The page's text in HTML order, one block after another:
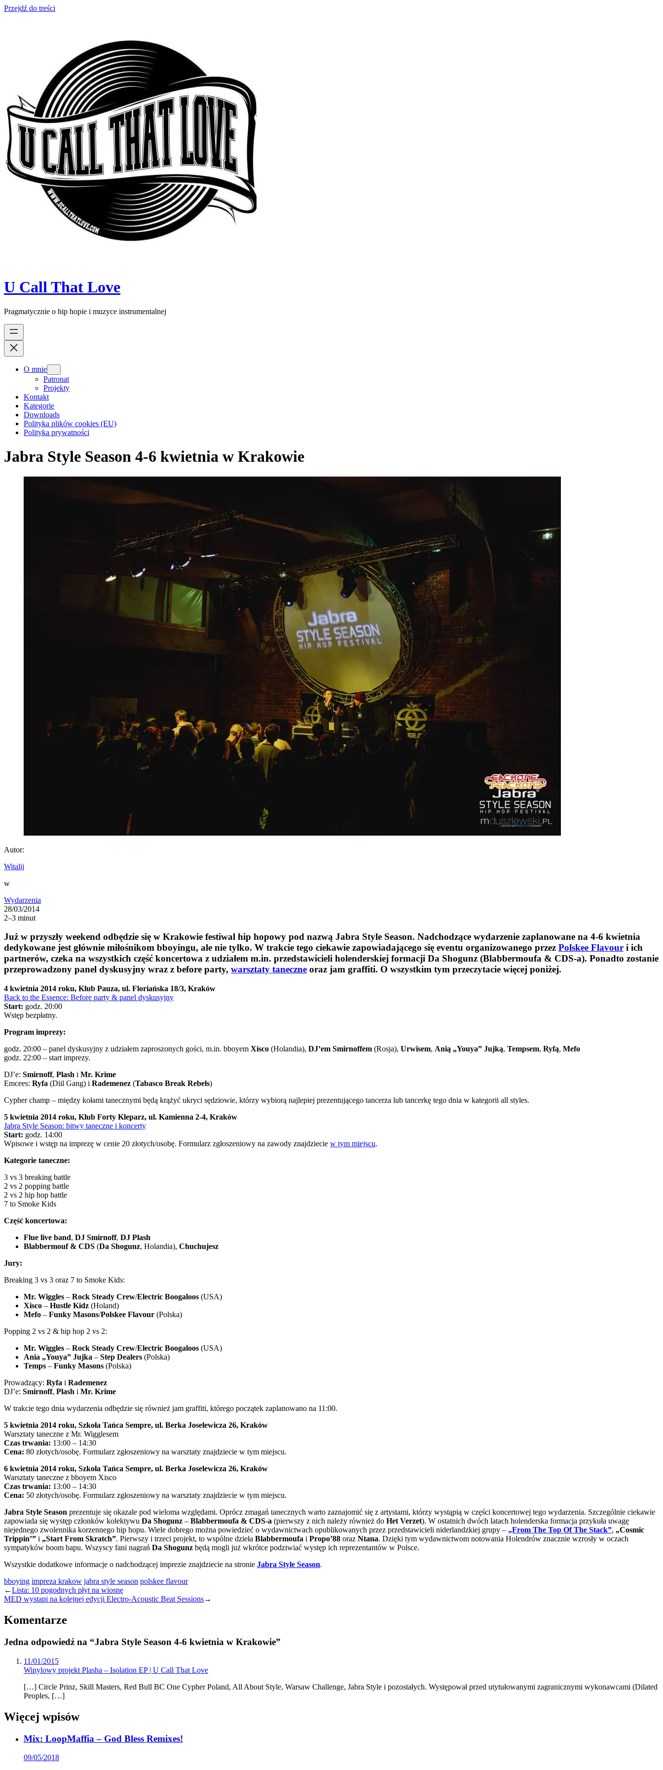
Przejdź do treści
U Call That Love
Pragmatycznie o hip hopie i muzyce instrumentalnej
O mnie
Patronat
Projekty
Kontakt
Kategorie
Downloads
Polityka plików cookies (EU)
Polityka prywatności
Jabra Style Season 4-6 kwietnia w Krakowie
Autor:
Witalij
w
Wydarzenia
28/03/2014
2–3 minut
Już w przyszły weekend odbędzie się w Krakowie festiwal hip hopowy pod nazwą Jabra Style Season. Nadchodzące wydarzenie zaplanowane na 4-6 kwietnia
dedykowane jest głównie miłośnikom bboyingu, ale nie tylko. W trakcie tego ciekawie zapowiadającego się eventu organizowanego przez Polskee Flavour i ich
partnerów, czeka na wszystkich część koncertowa z udziałem m.in. przedstawicieli holenderskiej formacji Da Shogunz (Blabbermoufa & CDS-a). Ponadto zostanie
przeprowadzony panel dyskusyjny wraz z before party, warsztaty taneczne oraz jam graffiti. O wszystkim tym przeczytacie więcej poniżej.
4 kwietnia 2014 roku, Klub Pauza, ul. Floriańska 18/3, Kraków
Back to the Essence: Before party & panel dyskusyjny
Start: godz. 20:00
Wstęp bezpłatny.
Program imprezy:
godz. 20:00 – panel dyskusyjny z udziałem zaproszonych gości, m.in. bboyem Xisco (Holandia), DJ’em Smirnoffem (Rosja), Urwisem, Anią „Youya” Jujką, Tempsem, Ryfą, Mefo
godz. 22:00 – start imprezy.
DJ’e: Smirnoff, Plash i Mr. Krime
Emcees: Ryfa (Diil Gang) i Rademenez (Tabasco Break Rebels)
Cypher champ – między kołami tanecznymi będą krążyć ukryci sędziowie, którzy wybiorą najlepiej prezentującego tancerza lub tancerkę tego dnia w kategorii all styles.
5 kwietnia 2014 roku, Klub Forty Kleparz, ul. Kamienna 2-4, Kraków
Jabra Style Season: bitwy taneczne i koncerty
Start: godz. 14:00
Wpisowe i wstęp na imprezę w cenie 20 złotych/osobę. Formularz zgłoszeniowy na zawody znajdziecie w tym miejscu.
Kategorie taneczne:
3 vs 3 breaking battle
2 vs 2 popping battle
2 vs 2 hip hop battle
7 to Smoke Kids
Część koncertowa:
Flue live band, DJ Smirnoff, DJ Plash
Blabbermouf & CDS (Da Shogunz, Holandia), Chuchujesz
Jury:
Breaking 3 vs 3 oraz 7 to Smoke Kids:
Mr. Wiggles – Rock Steady Crew/Electric Boogaloos (USA)
Xisco – Hustle Kidz (Holand)
Mefo – Funky Masons/Polskee Flavour (Polska)
Popping 2 vs 2 & hip hop 2 vs 2:
Mr. Wiggles – Rock Steady Crew/Electric Boogaloos (USA)
Ania „Youya” Jujka – Step Dealers (Polska)
Temps – Funky Masons (Polska)
Prowadzący: Ryfa i Rademenez
DJ’e: Smirnoff, Plash i Mr. Krime
W trakcie tego dnia wydarzenia odbędzie się również jam graffiti, którego początek zaplanowano na 11:00.
5 kwietnia 2014 roku, Szkoła Tańca Sempre, ul. Berka Joselewicza 26, Kraków
Warsztaty taneczne z Mr. Wigglesem
Czas trwania: 13:00 – 14:30
Cena: 80 złotych/osobę. Formularz zgłoszeniowy na warsztaty znajdziecie w tym miejscu.
6 kwietnia 2014 roku, Szkoła Tańca Sempre, ul. Berka Joselewicza 26, Kraków
Warsztaty taneczne z bboyem Xisco
Czas trwania: 13:00 – 14:30
Cena: 50 złotych/osobę. Formularz zgłoszeniowy na warsztaty znajdziecie w tym miejscu.
Jabra Style Season prezentuje się okazale pod wieloma względami. Oprócz zmagań tanecznych warto zaznajomić się z artystami, którzy wystąpią w części koncertowej tego wydarzenia. Szczególnie ciekawie
zapowiada się występ członków kolektywu Da Shogunz – Blabbermoufa & CDS-a (pierwszy z nich należy również do Het Verzet). W ostatnich dwóch latach holenderska formacja przykuła uwagę
niejednego zwolennika korzennego hip hopu. Wiele dobrego można powiedzieć o wydawnictwach opublikowanych przez przedstawicieli niderlandzkiej grupy – „From The Top Of The Stack”, „Cosmic
Trippin’” i „Start From Skratch”. Pierwszy i trzeci projekt, to wspólne dzieła Blabbermoufa i Propo’88 oraz Ntana. Dzięki tym wydawnictwom notowania Holendrów znacznie wzrosły w oczach
sympatyków boom bapu. Wszyscy fani nagrań Da Shogunz będą mogli już wkrótce podziwiać występ ich reprezentantów w Polsce.
Wszystkie dodatkowe informacje o nadchodzącej imprezie znajdziecie na stronie Jabra Style Season.
bboying impreza krakow jabra style season polskee flavour
←Lista: 10 pogodnych płyt na wiosnę
MED wystąpi na kolejnej edycji Electro-Acoustic Beat Sessions→
Komentarze
Jedna odpowiedź na “Jabra Style Season 4-6 kwietnia w Krakowie”
11/01/2015
Winylowy projekt Plasha – Isolation EP | U Call That Love
[…] Circle Prinz, Skill Masters, Red Bull BC One Cypher Poland, All About Style, Warsaw Challenge, Jabra Style i pozostałych. Występował przed utytułowanymi zagranicznymi wykonawcami (Dilated
Peoples, […]
Więcej wpisów
Mix: LoopMaffia – God Bless Remixes!
09/05/2018